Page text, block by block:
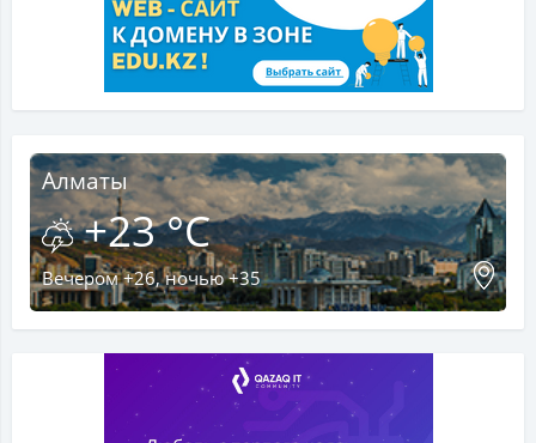
Алматы
+23 °C
Вечером +26, ночью +35